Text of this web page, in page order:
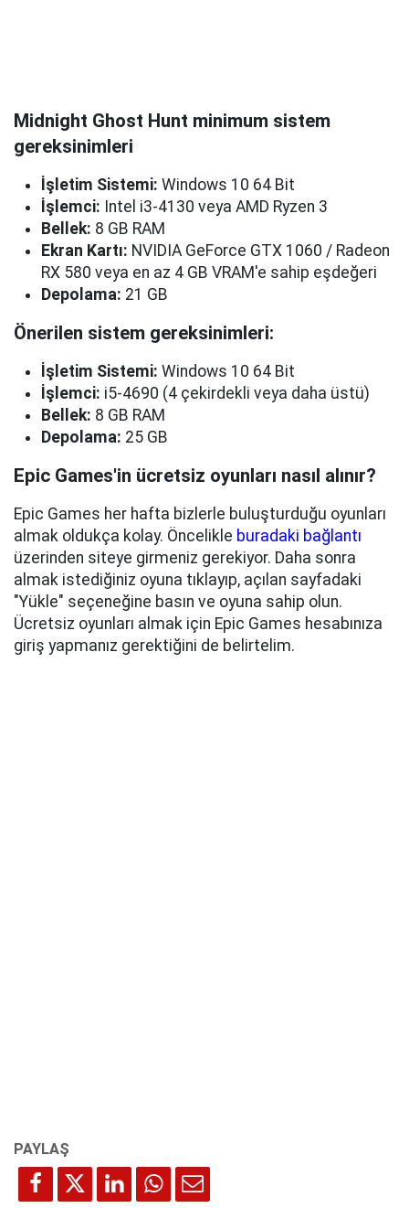
Midnight Ghost Hunt minimum sistem
gereksinimleri
İşletim Sistemi: Windows 10 64 Bit
İşlemci: Intel i3-4130 veya AMD Ryzen 3
Bellek: 8 GB RAM
Ekran Kartı: NVIDIA GeForce GTX 1060 / Radeon
RX 580 veya en az 4 GB VRAM'e sahip eşdeğeri
Depolama: 21 GB
Önerilen sistem gereksinimleri:
İşletim Sistemi: Windows 10 64 Bit
İşlemci: i5-4690 (4 çekirdekli veya daha üstü)
Bellek: 8 GB RAM
Depolama: 25 GB
Epic Games'in ücretsiz oyunları nasıl alınır?
Epic Games her hafta bizlerle buluşturduğu oyunları
almak oldukça kolay. Öncelikle buradaki bağlantı
üzerinden siteye girmeniz gerekiyor. Daha sonra
almak istediğiniz oyuna tıklayıp, açılan sayfadaki
"Yükle" seçeneğine basın ve oyuna sahip olun.
Ücretsiz oyunları almak için Epic Games hesabınıza
giriş yapmanız gerektiğini de belirtelim.